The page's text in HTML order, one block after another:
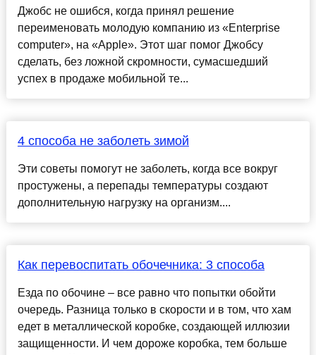
Джобс не ошибся, когда принял решение
переименовать молодую компанию из «Enterprise
computer», на «Apple». Этот шаг помог Джобсу
сделать, без ложной скромности, сумасшедший
успех в продаже мобильной те...
4 способа не заболеть зимой
Эти советы помогут не заболеть, когда все вокруг
простужены, а перепады температуры создают
дополнительную нагрузку на организм....
Как перевоспитать обочечника: 3 способа
Езда по обочине – все равно что попытки обойти
очередь. Разница только в скорости и в том, что хам
едет в металлической коробке, создающей иллюзии
защищенности. И чем дороже коробка, тем больше